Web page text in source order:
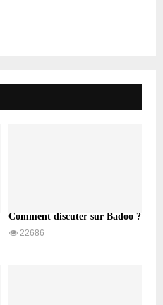
Comment discuter sur Badoo ?
22686